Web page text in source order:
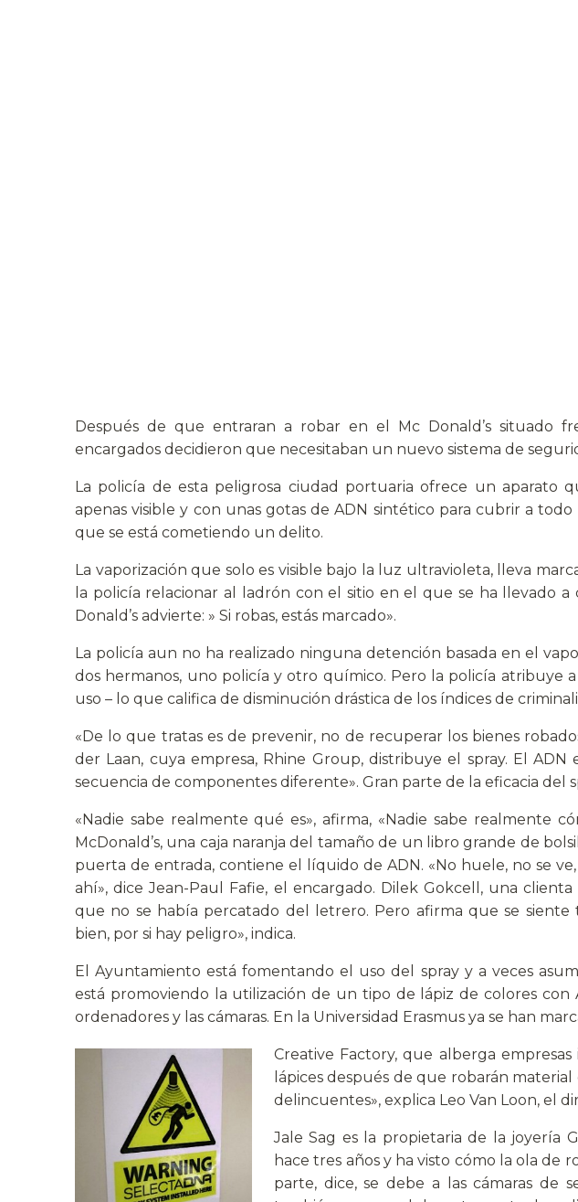
Después de que entraran a robar en el Mc Donald’s situado
encargados decidieron que necesitaban un nuevo sistema de
La policía de esta peligrosa ciudad portuaria ofrece un aparato
apenas visible y con unas gotas de ADN sintético para cubrir a
que se está cometiendo un delito.
La vaporización que solo es visible bajo la luz ultravioleta, lleva
la policía relacionar al ladrón con el sitio en el que se ha llevado
Donald’s advierte: » Si robas, estás marcado».
La policía aun no ha realizado ninguna detención basada en el
dos hermanos, uno policía y otro químico. Pero la policía atribuye
uso – lo que califica de disminución drástica de los índices de
«De lo que tratas es de prevenir, no de recuperar los bienes
der Laan, cuya empresa, Rhine Group, distribuye el spray. El
secuencia de componentes diferente». Gran parte de la eficacia del
«Nadie sabe realmente qué es», afirma, «Nadie sabe realmente
McDonald’s, una caja naranja del tamaño de un libro grande de
puerta de entrada, contiene el líquido de ADN. «No huele, no se
ahí», dice Jean-Paul Fafie, el encargado. Dilek Gokcell, una clienta
que no se había percatado del letrero. Pero afirma que se siente
bien, por si hay peligro», indica.
El Ayuntamiento está fomentando el uso del spray y a veces
está promoviendo la utilización de un tipo de lápiz de colores
ordenadores y las cámaras. En la Universidad Erasmus ya se han
Creative Factory, que alberga
lápices después de que robarán
delincuentes», explica Leo Van Loon, el
Jale Sag es la propietaria de la joyería
hace tres años y ha visto cómo la ola de
parte, dice, se debe a las cámaras de